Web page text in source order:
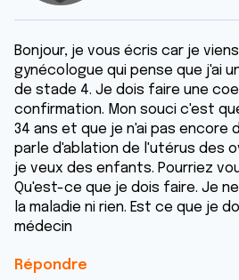
Bonjour, je vous écris car je
gynécologue qui pense que j'ai
de stade 4. Je dois faire une
confirmation. Mon souci c'est
34 ans et que je n'ai pas encore
parle d'ablation de l'utérus des
je veux des enfants. Pourriez
Qu'est-ce que je dois faire. Je
la maladie ni rien. Est ce que je
médecin
Répondre